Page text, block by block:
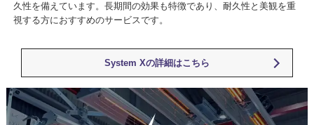
久性を備えています。長期間の効果も特徴であり、耐久性と美観を重
視する方におすすめのサービスです。
System Xの詳細はこちら